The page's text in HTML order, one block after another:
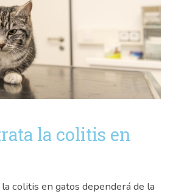
la colitis en
colitis en gatos dependerá de la